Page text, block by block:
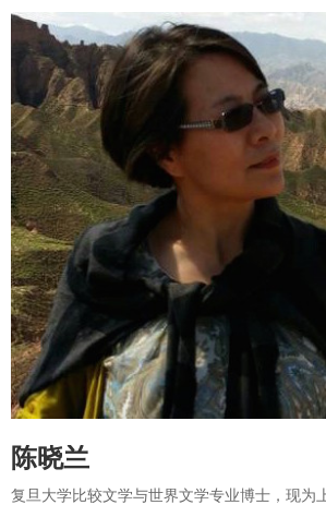
《关于胡风生平考证二题》
《文学感到现代的瞬间》
《我们将走向何方？——关于现代文化的诞生
《胡风与〈时事类编〉》
陈晓兰
复旦大学比较文学与世界文学专业博士，现为